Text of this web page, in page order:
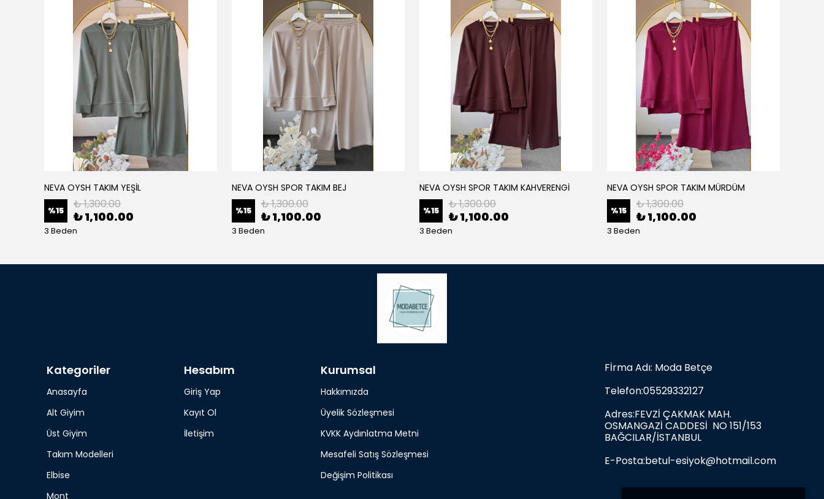
NEVA OYSH TAKIM YEŞİL
%15 ₺ 1,300.00
₺ 1,100.00
3 Beden
NEVA OYSH SPOR TAKIM BEJ
%15 ₺ 1,300.00
₺ 1,100.00
3 Beden
NEVA OYSH SPOR TAKIM KAHVERENGİ
%15 ₺ 1,300.00
₺ 1,100.00
3 Beden
NEVA OYSH SPOR TAKIM MÜRDÜM
%15 ₺ 1,300.00
₺ 1,100.00
3 Beden
Kategoriler
Anasayfa
Alt Giyim
Üst Giyim
Takım Modelleri
Elbise
Mont
Hesabım
Giriş Yap
Kayıt Ol
İletişim
Kurumsal
Hakkımızda
Üyelik Sözleşmesi
KVKK Aydınlatma Metni
Mesafeli Satış Sözleşmesi
Değişim Politikası
Fİrma Adı: Moda Betçe
Telefon:05529332127
Adres:FEVZİ ÇAKMAK MAH.
OSMANGAZİ CADDESİ NO 151/153
BAĞCILAR/İSTANBUL
E-Posta:betul-esiyok@hotmail.com